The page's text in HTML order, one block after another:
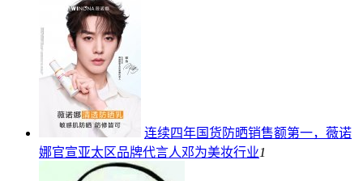
连续四年国货防晒销售额第一，薇诺
娜官宣亚太区品牌代言人邓为美妆行业1